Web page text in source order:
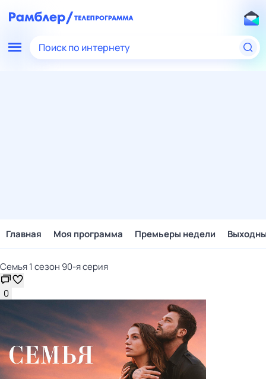
Поиск по интернету
Главная Моя программа Премьеры недели
Семья 1 сезон 90-я серия
0